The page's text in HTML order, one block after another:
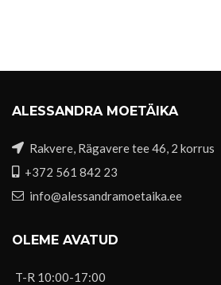
ALESSANDRA MOETÄIKA
Rakvere, Rägavere tee 46, 2 korrus
+372 561 842 23
info@alessandramoetaika.ee
OLEME AVATUD
T-R 10:00-17:00